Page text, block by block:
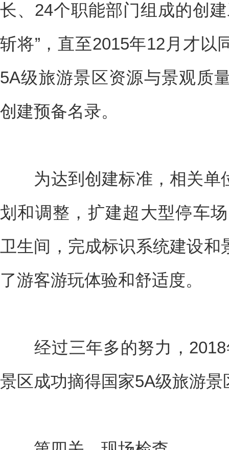
长、24个职能部门组成的创
斩将”，直至2015年12月才以
5A级旅游景区资源与景观质
创建预备名录。
为达到创建标准，相关单
划和调整，扩建超大型停车
卫生间，完成标识系统建设
了游客游玩体验和舒适度。
经过三年多的努力，2018
景区成功摘得国家5A级旅游景